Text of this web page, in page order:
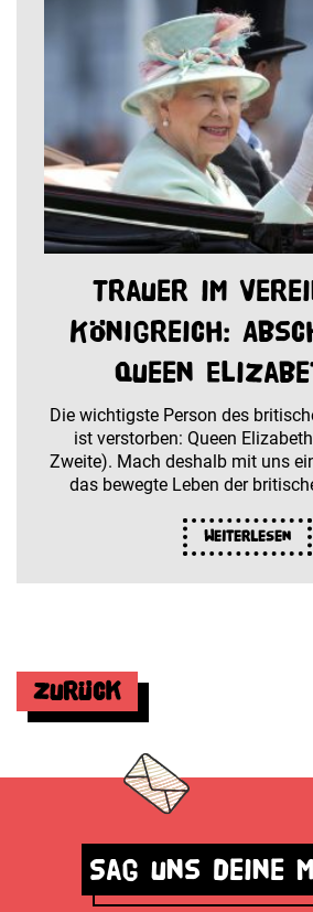
Trauer im
Königreich:
Queen
Die wichtigste Person des
ist verstorben: Queen
Zweite). Mach deshalb mit uns
das bewegte Leben der
Weiterlesen
Zurück
Sag uns deine